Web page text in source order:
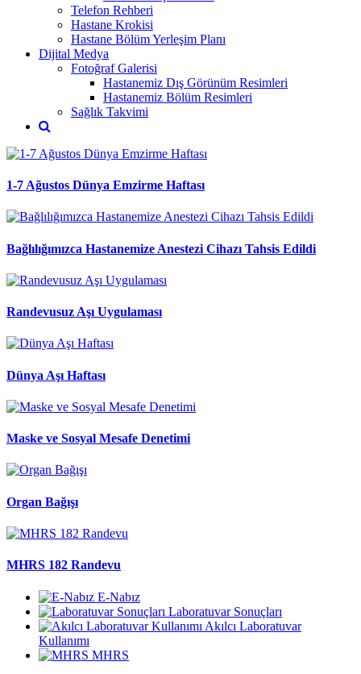
Telefon Rehberi
Hastane Krokisi
Hastane Bölüm Yerleşim Planı
Dijital Medya
Fotoğraf Galerisi
Hastanemiz Dış Görünüm Resimleri
Hastanemiz Bölüm Resimleri
Sağlık Takvimi
1-7 Ağustos Dünya Emzirme Haftası
Bağlılığımızca Hastanemize Anestezi Cihazı Tahsis Edildi
Randevusuz Aşı Uygulaması
Dünya Aşı Haftası
Maske ve Sosyal Mesafe Denetimi
Organ Bağışı
MHRS 182 Randevu
E-Nabız
Laboratuvar Sonuçları
Akılcı Laboratuvar
Kullanımı
MHRS